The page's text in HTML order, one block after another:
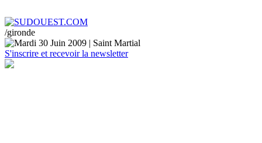
/gironde
Mardi 30 Juin 2009 | Saint Martial
S'inscrire et recevoir la newsletter